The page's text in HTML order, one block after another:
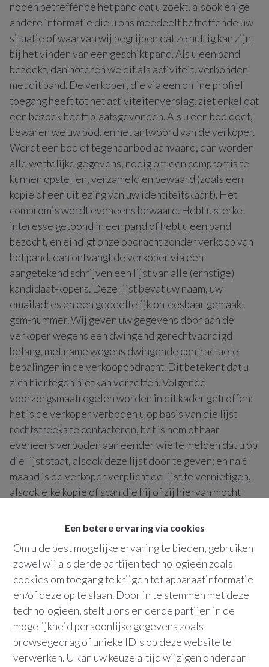
Een betere ervaring via cookies
Om u de best mogelijke ervaring te bieden, gebruiken
zowel wij als derde partijen technologieën zoals
cookies om toegang te krijgen tot apparaatinformatie
en/of deze op te slaan. Door in te stemmen met deze
technologieën, stelt u ons en derde partijen in de
mogelijkheid persoonlijke gegevens zoals
browsegedrag of unieke ID's op deze website te
verwerken. U kan uw keuze altijd wijzigen onderaan
noden betreffende het pand dat u zoekt, alsook enige
andere informatie die u ons meedeelt betreffende uw
situatie of waarvan wij begrijpen dat ze nuttig kan zijn
bij het vinden van een geschikt pand. Als u een pand
bezoekt, dan noteren we dit als activiteit, verbonden
met dit pand. De verkoper, die via een online profiel
toegang heeft tot het activiteitenverslag, ziet enkel dat
een bezoek heeft plaatsgevonden. Als u een bod doet,
bewaren we uw bod, en het antwoord van de verkoper.
Wordt een bod of tegenaanbod aanvaard, dan worden
alle wettelijke gegevens, nodig om een compromis te
kunnen opstellen, verzameld en bewaard (zoals een
kopie of een uitlezing van uw identiteitskaart). Het
compromis wordt eveneens bewaard. Hebt u sterke
interesse getoond in een pand of hebt u een pand
bezocht, en eindigt onze opdracht zonder verkoop van
het pand, dan ontvangt de verkoper via een
aangetekend schrijven een lijst van alle (ernstige)
kandidaat-kopers. Deze lijst bevat uw naam, uw
emailadres en een gedeeltelijk onleesbaar gemaakt
gsm-nummer. Wij geven uw gegevens door aan de
verkoper wegens een dwingend gerechtvaardigd
belang, met name wegens dwingende contractuele
bepalingen in de verkoopopdracht. Dit betekent dat u
zich hiertegen niet kan verzetten. Volgende
voorzorgsmaatregelen worden in dit kader getroffen:
het is de verkoper verboden u op basis van die lijst
rechtstreeks te contacteren, het is hem of haar
eveneens verboden aan eender wie te melden dat u op
die lijst staat, alsook deze lijst door te geven; en na 6
maand is de verkoper verplicht de lijst te vernietigen,
alsook elke kopie of scan die hij of zij hiervan mocht
doorgeven aan een vastgoedmakelaar die de
samenwerken.
Behalve ingeval hierboven vermeld, gebeurt de
verwerking op basis van uw toestemming en ons
gerechtvaardigd belang om u beter van dienst te
kunnen zijn. Uw gegevens worden voor een minimum
van 2 jaar bewaard.